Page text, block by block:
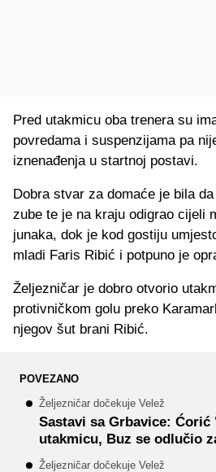
Pred utakmicu oba trenera su
povredama i suspenzijama pa
iznenađenja u startnoj postavi.
Dobra stvar za domaće je bila
zube te je na kraju odigrao cijeli
junaka, dok je kod gostiju
mladi Faris Ribić i potpuno je
Željezničar je dobro otvorio
protivničkom golu preko
njegov šut brani Ribić.
POVEZANO
Željezničar dočekuje Velež
Sastavi sa Grbavice:
utakmicu, Buz se odlučio
Željezničar dočekuje Velež